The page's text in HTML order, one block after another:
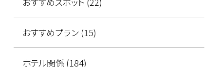
おすすめプラン (15)
ホテル関係 (184)